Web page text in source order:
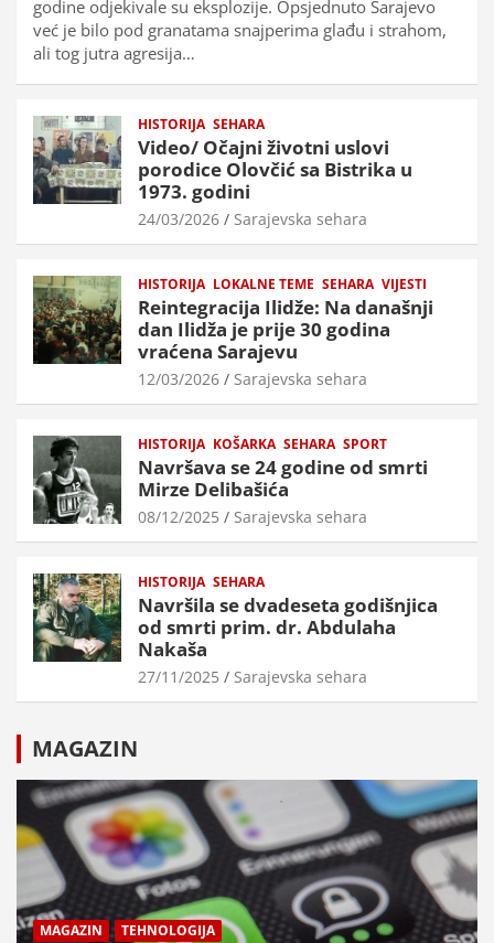
godine odjekivale su eksplozije. Opsjednuto Sarajevo
već je bilo pod granatama snajperima glađu i strahom,
ali tog jutra agresija…
HISTORIJA SEHARA
Video/ Očajni životni uslovi
porodice Olovčić sa Bistrika u
1973. godini
24/03/2026 Sarajevska sehara
HISTORIJA LOKALNE TEME SEHARA VIJESTI
Reintegracija Ilidže: Na današnji
dan Ilidža je prije 30 godina
vraćena Sarajevu
12/03/2026 Sarajevska sehara
HISTORIJA KOŠARKA SEHARA SPORT
Navršava se 24 godine od smrti
Mirze Delibašića
08/12/2025 Sarajevska sehara
HISTORIJA SEHARA
Navršila se dvadeseta godišnjica
od smrti prim. dr. Abdulaha
Nakaša
27/11/2025 Sarajevska sehara
MAGAZIN
MAGAZIN TEHNOLOGIJA